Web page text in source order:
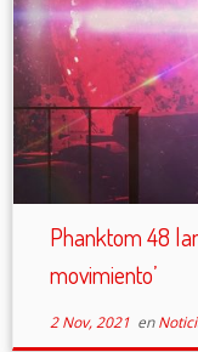
Phanktom 48
movimiento’
2 Nov, 2021en